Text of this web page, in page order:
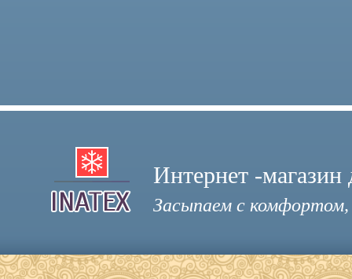
Интернет -магазин
Засыпаем с